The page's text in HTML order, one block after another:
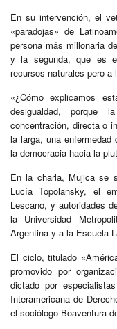
En su intervención, el
«paradojas» de
persona más millonaria
y la segunda, que es
recursos naturales pero
«¿Cómo explicamos
desigualdad, porque
concentración, directa o
la larga, una
la democracia hacia la
En la charla, Mujica se
Lucía Topolansky, el
Lescano, y autoridades
la Universidad
Argentina y a la Escuela
El ciclo, titulado
promovido por
dictado por
Interamericana de
el sociólogo Boaventura